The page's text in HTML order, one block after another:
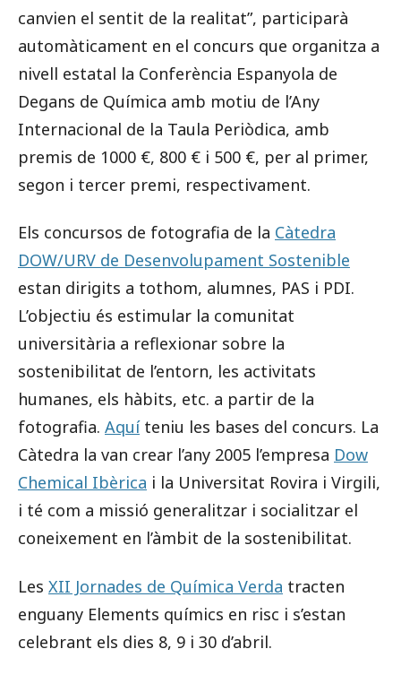
canvien el sentit de la realitat”, participarà
automàticament en el concurs que organitza a
nivell estatal la Conferència Espanyola de
Degans de Química amb motiu de l’Any
Internacional de la Taula Periòdica, amb
premis de 1000 €, 800 € i 500 €, per al primer,
segon i tercer premi, respectivament.
Els concursos de fotografia de la Càtedra
DOW/URV de Desenvolupament Sostenible
estan dirigits a tothom, alumnes, PAS i PDI.
L’objectiu és estimular la comunitat
universitària a reflexionar sobre la
sostenibilitat de l’entorn, les activitats
humanes, els hàbits, etc. a partir de la
fotografia. Aquíteniu les bases del concurs. La
Càtedra la van crear l’any 2005 l’empresa Dow
Chemical Ibèrica i la Universitat Rovira i Virgili,
i té com a missió generalitzar i socialitzar el
coneixement en l’àmbit de la sostenibilitat.
Les XII Jornades de Química Verda tracten
enguany Elements químics en risc i s’estan
celebrant els dies 8, 9 i 30 d’abril.